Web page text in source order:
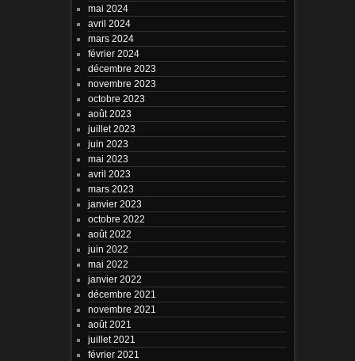
mai 2024
avril 2024
mars 2024
février 2024
décembre 2023
novembre 2023
octobre 2023
août 2023
juillet 2023
juin 2023
mai 2023
avril 2023
mars 2023
janvier 2023
octobre 2022
août 2022
juin 2022
mai 2022
janvier 2022
décembre 2021
novembre 2021
août 2021
juillet 2021
février 2021